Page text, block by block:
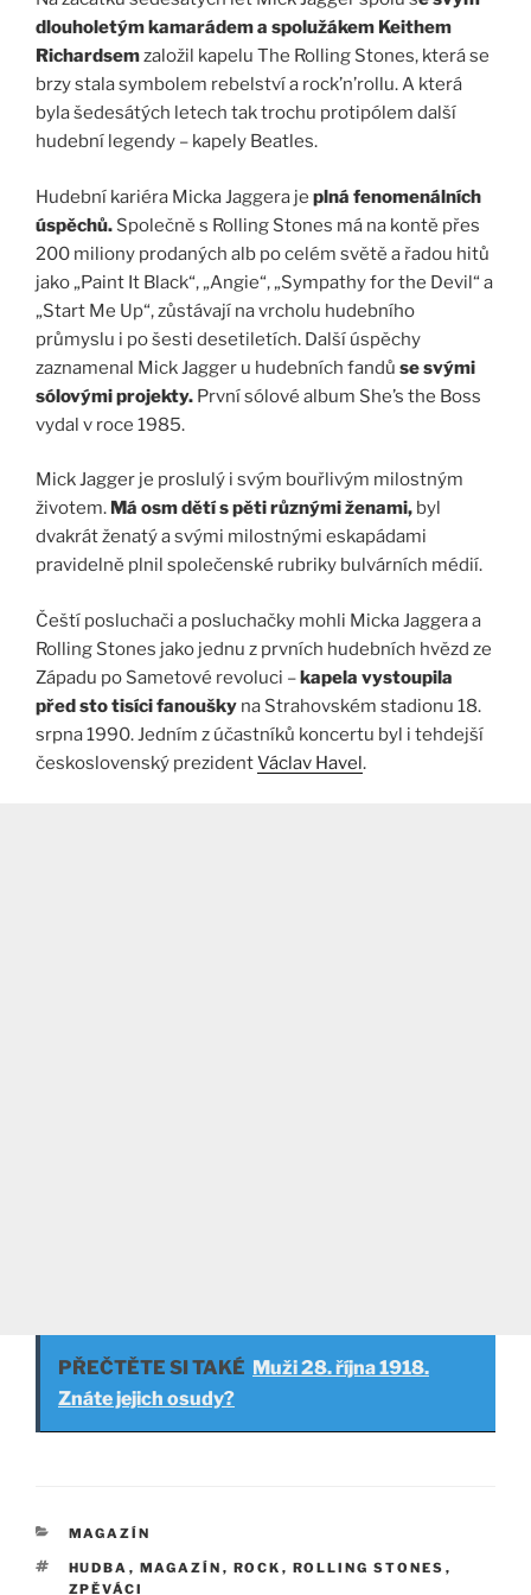
dlouholetým kamarádem a spolužákem Keithem
Richardsemzaložil kapelu The Rolling Stones, která se
brzy stala symbolem rebelství a rock’n’rollu. A která
byla šedesátých letech tak trochu protipólem další
hudební legendy – kapely Beatles.
Hudební kariéra Micka Jaggera je plná fenomenálních
úspěchů. Společně s Rolling Stones má na kontě přes
200 miliony prodaných alb po celém světě a řadou hitů
jako „Paint It Black“, „Angie“, „Sympathy for the Devil“ a
„Start Me Up“, zůstávají na vrcholu hudebního
průmyslu i po šesti desetiletích. Další úspěchy
zaznamenal Mick Jagger u hudebních fandů se svými
sólovými projekty. První sólové album She’s the Boss
vydal v roce 1985.
Mick Jagger je proslulý i svým bouřlivým milostným
životem. Má osm dětí s pěti různými ženami, byl
dvakrát ženatý a svými milostnými eskapádami
pravidelně plnil společenské rubriky bulvárních médií.
Čeští posluchači a posluchačky mohli Micka Jaggera a
Rolling Stones jako jednu z prvních hudebních hvězd ze
Západu po Sametové revoluci –kapela vystoupila
před sto tisíci fanoušky na Strahovském stadionu 18.
srpna 1990. Jedním z účastníků koncertu byl i tehdejší
československý prezidentVáclav Havel.
PŘEČTĚTE SI TAKÉ Muži 28. října 1918.
Znáte jejich osudy?
RUBRIKY
MAGAZÍN
ŠTÍTKY
HUDBA , MAGAZÍN , ROCK , ROLLING STONES ,
ZPĚVÁCI